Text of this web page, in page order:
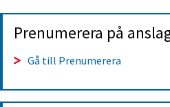
Prenumerera på
Gå till Prenumerera